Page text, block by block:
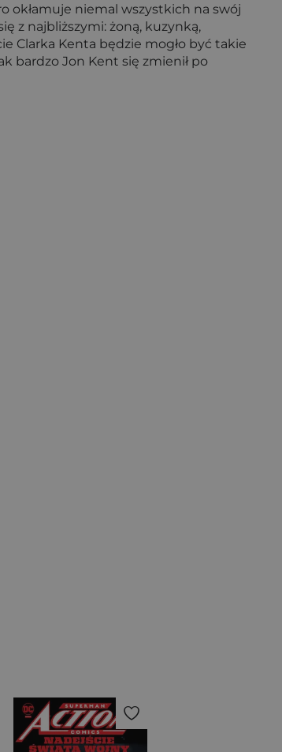
okłamuje niemal wszystkich na swój
z najbliższymi: żoną, kuzynką,
Clarka Kenta będzie mogło być takie
bardzo Jon Kent się zmienił po